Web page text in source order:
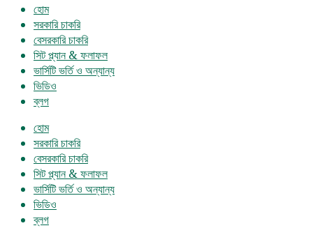
হোম
সরকারি চাকরি
বেসরকারি চাকরি
সিট প্ল্যান & ফলাফল
ভার্সিটি ভর্তি ও অন্যান্য
ভিডিও
ব্লগ
হোম
সরকারি চাকরি
বেসরকারি চাকরি
সিট প্ল্যান & ফলাফল
ভার্সিটি ভর্তি ও অন্যান্য
ভিডিও
ব্লগ